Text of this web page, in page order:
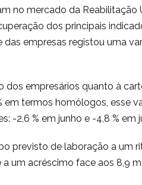
no mercado da Reabilitação
dos principais
empresas registou uma
dos empresários quanto à
em termos homólogos, esse
-2,6 % em junho e -4,8 % em
previsto de laboração a um
um acréscimo face aos 8,9